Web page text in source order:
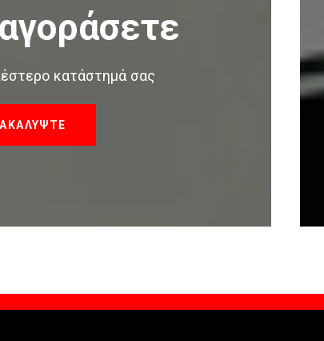
κατάστημά σας